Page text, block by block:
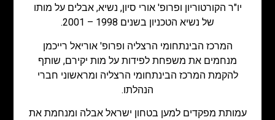
יו"ר הקורטוריון ופרופ' אורי סיון, נשיא, אבלים על מותו
של נשיא הטכניון בשנים 1998 – 2001.
המרכז הבינתחומי הרצליה ופרופ' אוריאל רייכמן
מנחמים את משפחת לפידות על מות יקירם, שותף
להקמת המרכז הבינתחומי הרצליה ומראשוני חברי
הנהלתו.
עמותת מפקדים למען בטחון ישראל אבלה ומנחמת את